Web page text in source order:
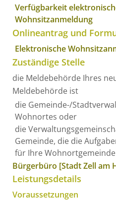
Verfügbarkeit
Wohnsitzanmeldung
Onlineantrag und
Elektronische
Zuständige Stelle
die Meldebehörde Ihres
Meldebehörde ist
die Gemeinde-/
Wohnortes oder
die
Gemeinde, die die
für Ihre
Bürgerbüro [Stadt Zell am
Leistungsdetails
Voraussetzungen